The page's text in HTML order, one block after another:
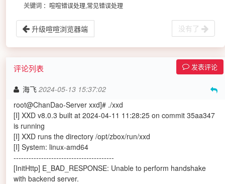
关键词 ：喧喧错误处理,常见错误处理
升级喧喧浏览器端 没有了
发表评论
评论列表
海飞 2024-05-13 15:37:02
root@ChanDao-Server xxd]# ./xxd
[I] XXD v8.0.3 built at 2024-04-11 11:28:25 on commit 35aa347
is running
[I] XXD runs the directory /opt/zbox/run/xxd
[I] System: linux-amd64
----------------------------------------
[InitHttp] E_BAD_RESPONSE: Unable to perform handshake
with backend server.